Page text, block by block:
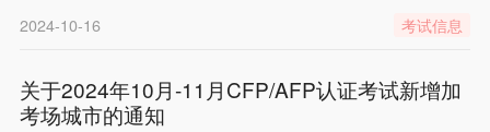
2024-10-16 考试信息
关于2024年10月-11月CFP/AFP认证考试新增加
考场城市的通知